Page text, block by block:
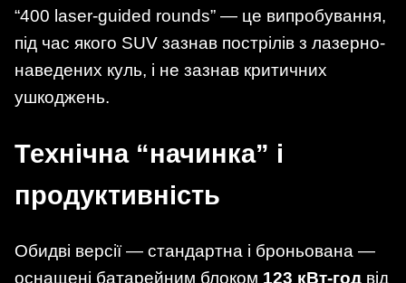
“400 laser-guided rounds” — це випробування,
під час якого SUV зазнав пострілів з лазерно-
наведених куль, і не зазнав критичних
ушкоджень.
Технічна “начинка” і
продуктивність
Обидві версії — стандартна і броньована —
оснащені батарейним блоком 123 кВт-год від